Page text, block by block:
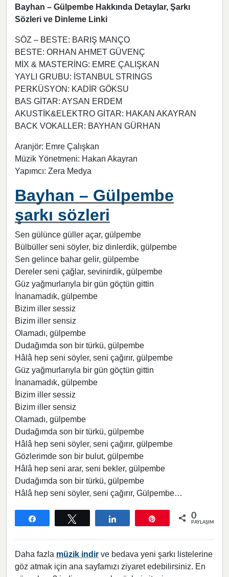
Bayhan – Gülpembe Hakkında Detaylar, Şarkı
Sözleri ve Dinleme Linki
SÖZ – BESTE: BARIŞ MANÇO
BESTE: ORHAN AHMET GÜVENÇ
MİX & MASTERİNG: EMRE ÇALIŞKAN
YAYLI GRUBU: İSTANBUL STRINGS
PERKÜSYON: KADİR GÖKSU
BAS GİTAR: AYSAN ERDEM
AKUSTİK&ELEKTRO GİTAR: HAKAN AKAYRAN
BACK VOKALLER: BAYHAN GÜRHAN
Aranjör: Emre Çalışkan
Müzik Yönetmeni: Hakan Akayran
Yapımcı: Zera Medya
Bayhan – Gülpembe
şarkı sözleri
Sen gülünce güller açar, gülpembe
Bülbüller seni söyler, biz dinlerdik, gülpembe
Sen gelince bahar gelir, gülpembe
Dereler seni çağlar, sevinirdik, gülpembe
Güz yağmurlarıyla bir gün göçtün gittin
İnanamadık, gülpembe
Bizim iller sessiz
Bizim iller sensiz
Olamadı, gülpembe
Dudağımda son bir türkü, gülpembe
Hâlâ hep seni söyler, seni çağırır, gülpembe
Güz yağmurlarıyla bir gün göçtün gittin
İnanamadık, gülpembe
Bizim iller sessiz
Bizim iller sensiz
Olamadı, gülpembe
Dudağımda son bir türkü, gülpembe
Hâlâ hep seni söyler, seni çağırır, gülpembe
Gözlerimde son bir bulut, gülpembe
Hâlâ hep seni arar, seni bekler, gülpembe
Dudağımda son bir türkü, gülpembe
Hâlâ hep seni söyler, seni çağırır, Gülpembe…
0
PAYLAŞIMLAR
Daha fazla müzik indir ve bedava yeni şarkı listelerine
göz atmak için ana sayfamızı ziyaret edebilirsiniz. En